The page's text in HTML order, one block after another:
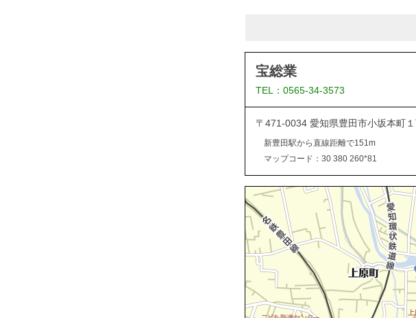
宝総業
TEL：0565-34-3573
〒471-0034 愛知県豊田市小坂本町
新豊田駅から直線距離で151m
マップコード：30 380 260*81